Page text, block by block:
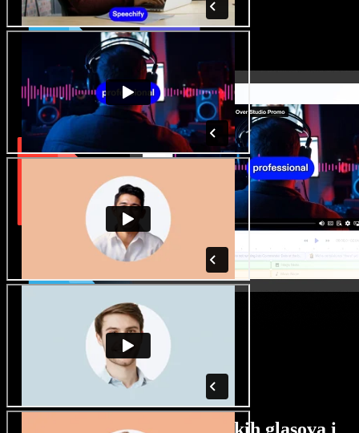
Veliki izbor muških i ženskih glasova i